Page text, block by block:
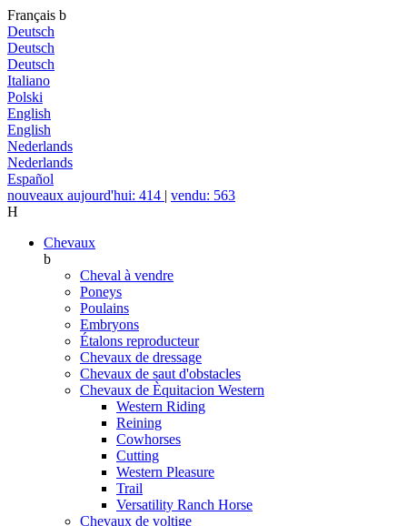
Français b
Deutsch
Deutsch
Deutsch
Italiano
Polski
English
English
Nederlands
Nederlands
Español
nouveaux aujourd'hui: 414 | vendu: 563
H
Chevaux
b
Cheval à vendre
Poneys
Poulains
Embryons
Étalons reproducteur
Chevaux de dressage
Chevaux de saut d'obstacles
Chevaux de Èquitacion Western
Western Riding
Reining
Cowhorses
Cutting
Western Pleasure
Trail
Versatility Ranch Horse
Chevaux de voltige